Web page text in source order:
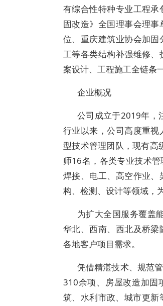
有综合性特种专业工程
固改造》全国理事会理
位、重庆建筑业协会加
工等各类结构补强维修
案设计、工程施工全链条
企业概况
公司成立于2019年，
行业以来，公司高度重
型技术管理团队，现有高
师16名，各类专业技术
焊接、电工、高空作业
构、检测、设计等领域，
为扩大全国服务覆盖
华北、西南、西北及桥
各地客户项目需求。
凭借精湛技术、规范
310余项、房屋改造加固
筑、水利市政、城市更